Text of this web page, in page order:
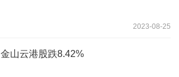
2023-08-25
金山云港股跌8.42%